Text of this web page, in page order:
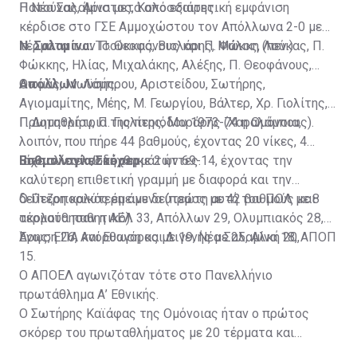
Πατούνας, Άριστος, Κολοσσιάτης.
Η Νέα Σαλαμίνα μετά από εξαιρετική εμφάνιση
κέρδισε στο ΓΣΕ Αμμοχώστου τον Απόλλωνα 2-0 με
τέρματα των Π. Θεοφάνους και Π. Φώκκη (πεν.)
Ν. Σαλαμίνα:Τσούκκας, Βιολάρης, Μάλος, Λούκας, Π.
Φώκκης, Ηλίας, Μιχαλάκης, Αλέξης, Π. Θεοφάνους,
Θωμάς, Μωϋσής.
Απόλλων: Λάμπρου, Αριστείδου, Σωτήρης,
Αγιομαμίτης, Μέης, Μ. Γεωργίου, Βάλτερ, Χρ. Γιολίτης,
Γ. Δημητρίου, Π. Γιολίτης, Μοράρης (Χαραλάμπους).
Βαθμολογία/Σκόρερ
Πρωταθλήτρια της περιόδου 1973-74 η Ομόνοια,
λοιπόν, που πήρε 44 βαθμούς, έχοντας 20 νίκες, 4
ισοπαλίες και δέχθηκε 2 ήττες.
Είχε συντελεστή τερμάτων 69-14, έχοντας την
καλύτερη επιθετική γραμμή με διαφορά και την
δεύτερη καλύτερη άμυνα (πρώτη αυτή του ΠΟΛ με 8
τέρματα παθητικό).
Ο Πεζοπορικός έμεινε δεύτερος με 42 βαθμούς και
ακολούθησαν η ΑΕΛ 33, Απόλλων 29, Ολυμπιακός 28,
Ένωση 26, Ανόρθωση και Διγενής με 25, Αλκή 20,
Άρης, ΕΠΑ και Ευαγόρας με 19, Νέα Σαλαμίνα 18, ΑΠΟΠ
15.
Ο ΑΠΟΕΛ αγωνιζόταν τότε στο Πανελλήνιο
πρωτάθλημα Α’ Εθνικής.
Ο Σωτήρης Καϊάφας της Ομόνοιας ήταν ο πρώτος
σκόρερ του πρωταθλήματος με 20 τέρματα και